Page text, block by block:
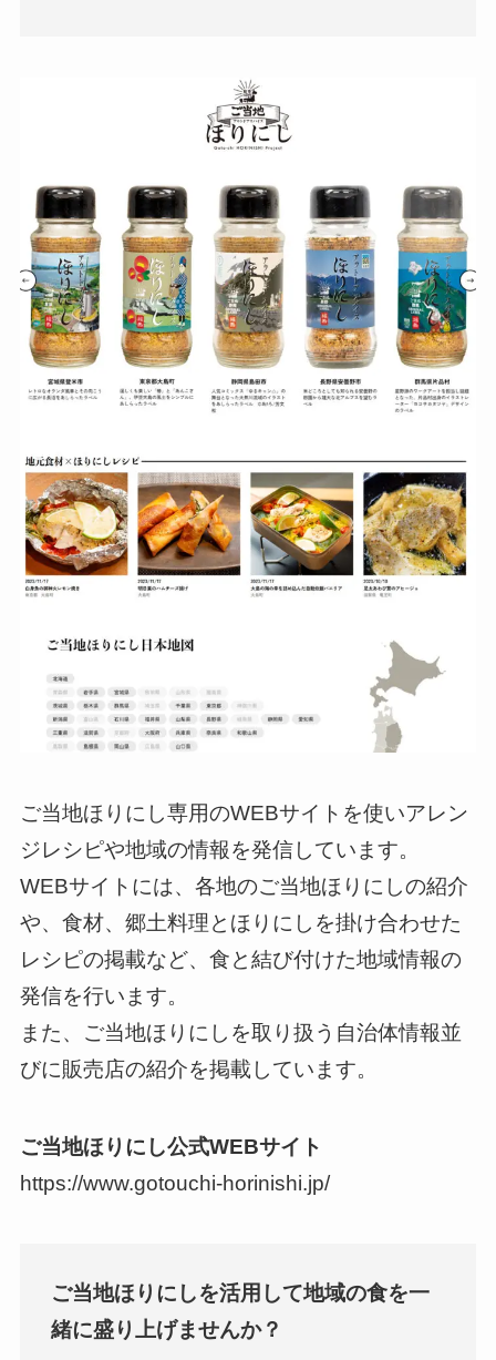
ご当地ほりにし専用のWEBサイトを使いアレン
ジレシピや地域の情報を発信しています。
WEBサイトには、各地のご当地ほりにしの紹介
や、食材、郷土料理とほりにしを掛け合わせた
レシピの掲載など、食と結び付けた地域情報の
発信を行います。
また、ご当地ほりにしを取り扱う自治体情報並
びに販売店の紹介を掲載しています。
ご当地ほりにし公式WEBサイト
https://www.gotouchi-horinishi.jp/
ご当地ほりにしを活用して地域の食を一
緒に盛り上げませんか？